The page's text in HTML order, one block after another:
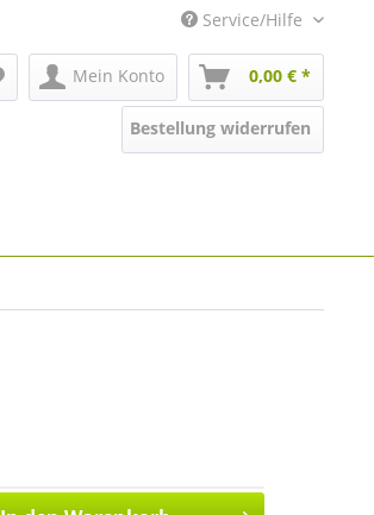
Service/Hilfe
Mein Konto 0,00 € *
Bestellung widerrufen